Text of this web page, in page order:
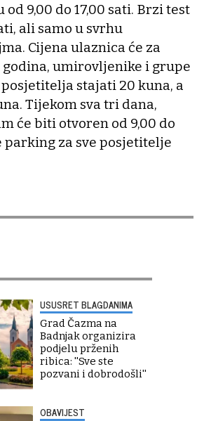
9,00 do 17,00 sati. Brzi test
ali samo u svrhu
Cijena ulaznica će za
godina, umirovljenike i grupe
stajati 20 kuna, a
Tijekom sva tri dana,
će biti otvoren od 9,00 do
parking za sve posjetitelje
USUSRET BLAGDANIMA
Grad Čazma na
Badnjak organizira
podjelu prženih
ribica: ''Sve ste
pozvani i dobrodošli''
OBAVIJEST